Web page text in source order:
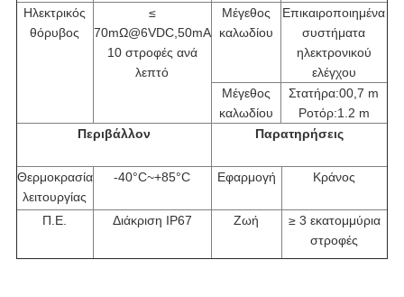
Ηλεκτρικός
θόρυβος
≤
70mΩ@6VDC,50mA
10 στροφές ανά
λεπτό
Μέγεθος
καλωδίου
Επικαιροποιημένα
συστήματα
ηλεκτρονικού
ελέγχου
Μέγεθος
καλωδίου
Στατήρα:00,7 m
Ροτόρ:1.2 m
Περιβάλλον
Παρατηρήσεις
Θερμοκρασία
λειτουργίας
-40°C~+85°C Εφαρμογή Κράνος
Π.Ε. Διάκριση IP67 Ζωή
≥ 3 εκατομμύρια
στροφές